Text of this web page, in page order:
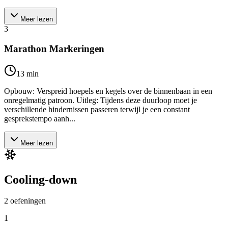
Meer lezen
3
Marathon Markeringen
13 min
Opbouw: Verspreid hoepels en kegels over de binnenbaan in een
onregelmatig patroon. Uitleg: Tijdens deze duurloop moet je
verschillende hindernissen passeren terwijl je een constant
gesprekstempo aanh...
Meer lezen
Cooling-down
2 oefeningen
1